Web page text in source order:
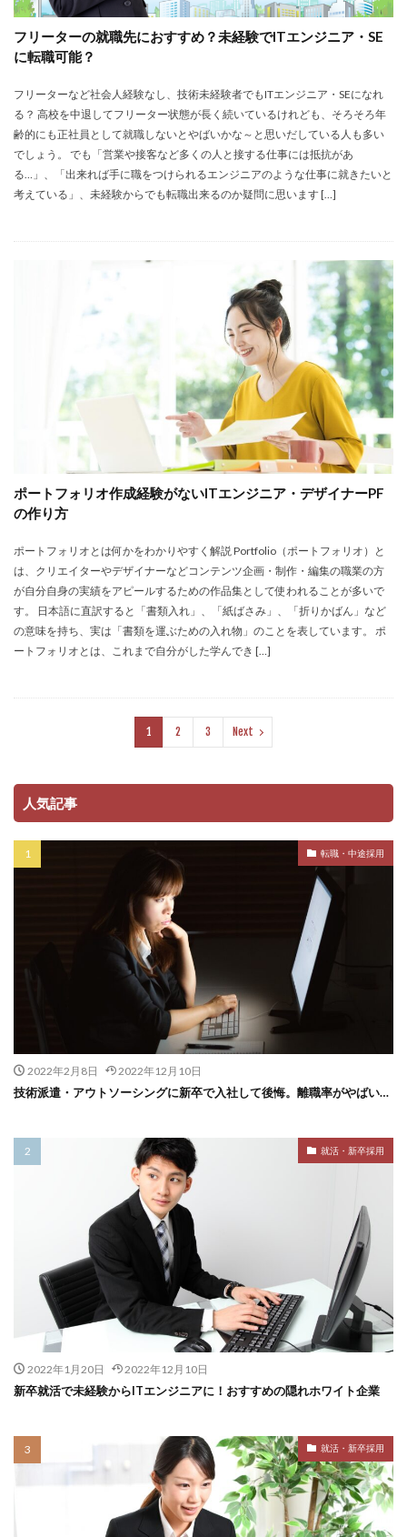
フリーターの就職先におすすめ？未経験でITエンジニア・SE
に転職可能？
フリーターなど社会人経験なし、技術未経験者でもITエンジニア・SEになれ
る？ 高校を中退してフリーター状態が長く続いているけれども、そろそろ年
齢的にも正社員として就職しないとやばいかな～と思いだしている人も多い
でしょう。 でも「営業や接客など多くの人と接する仕事には抵抗があ
る…」、「出来れば手に職をつけられるエンジニアのような仕事に就きたいと
考えている」、未経験からでも転職出来るのか疑問に思います […]
ポートフォリオ作成経験がないITエンジニア・デザイナーPF
の作り方
ポートフォリオとは何かをわかりやすく解説 Portfolio（ポートフォリオ）と
は、クリエイターやデザイナーなどコンテンツ企画・制作・編集の職業の方
が自分自身の実績をアピールするための作品集として使われることが多いで
す。 日本語に直訳すると「書類入れ」、「紙ばさみ」、「折りかばん」など
の意味を持ち、実は「書類を運ぶための入れ物」のことを表しています。 ポ
ートフォリオとは、これまで自分がした学んでき […]
1 2 3 Next
人気記事
転職・中途採用
2022年2月8日 2022年12月10日
技術派遣・アウトソーシングに新卒で入社して後悔。離職率がやばい…
就活・新卒採用
2022年1月20日 2022年12月10日
新卒就活で未経験からITエンジニアに！おすすめの隠れホワイト企業
就活・新卒採用